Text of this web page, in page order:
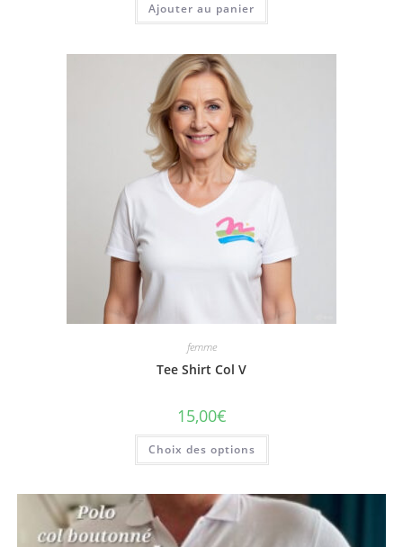
Ajouter au panier
femme
Tee Shirt Col V
15,00€
Choix des options
Ce
a
Les
options
peuvent
être